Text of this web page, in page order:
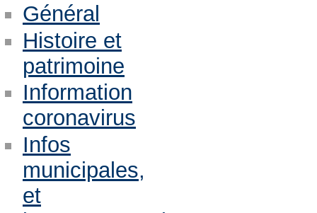
Général
Histoire et
patrimoine
Information
coronavirus
Infos
municipales,
et